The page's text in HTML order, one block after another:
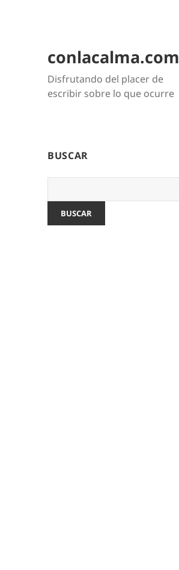
conlacalma.com
Disfrutando del placer de
escribir sobre lo que ocurre
BUSCAR